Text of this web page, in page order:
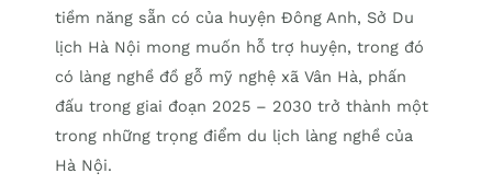
tiềm năng sẵn có của huyện Đông Anh, Sở Du
lịch Hà Nội mong muốn hỗ trợ huyện, trong đó
có làng nghề đồ gỗ mỹ nghệ xã Vân Hà, phấn
đấu trong giai đoạn 2025 – 2030 trở thành một
trong những trọng điểm du lịch làng nghề của
Hà Nội.